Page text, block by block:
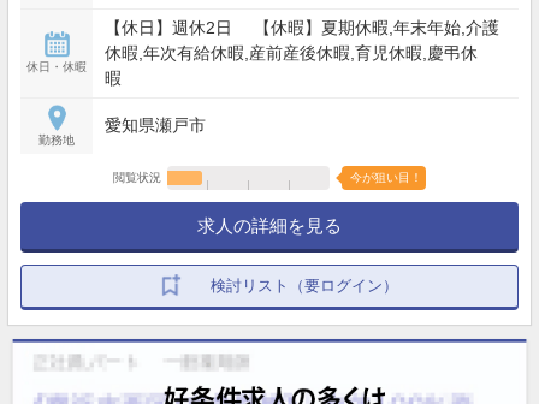
休日・休暇
【休日】週休2日 【休暇】夏期休暇,年末年始,介護
休暇,年次有給休暇,産前産後休暇,育児休暇,慶弔休
暇
勤務地
愛知県瀬戸市
閲覧状況 今が狙い目！
求人の詳細を見る
検討リスト（要ログイン）